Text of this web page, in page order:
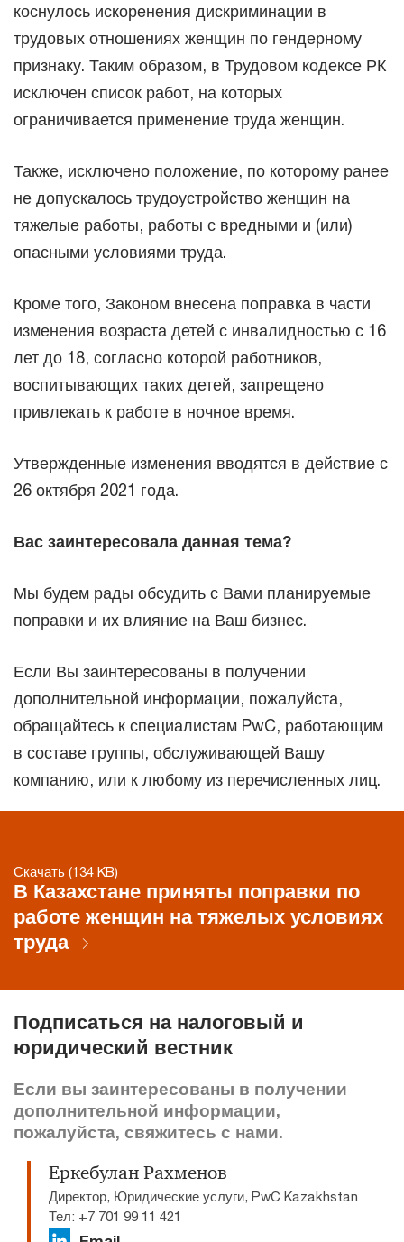
коснулось искоренения дискриминации в
трудовых отношениях женщин по гендерному
признаку. Таким образом, в Трудовом кодексе РК
исключен список работ, на которых
ограничивается применение труда женщин.
Также, исключено положение, по которому ранее
не допускалось трудоустройство женщин на
тяжелые работы, работы с вредными и (или)
опасными условиями труда.
Кроме того, Законом внесена поправка в части
изменения возраста детей с инвалидностью с 16
лет до 18, согласно которой работников,
воспитывающих таких детей, запрещено
привлекать к работе в ночное время.
Утвержденные изменения вводятся в действие с
26 октября 2021 года.
Вас заинтересовала данная тема?
Мы будем рады обсудить с Вами планируемые
поправки и их влияние на Ваш бизнес.
Если Вы заинтересованы в получении
дополнительной информации, пожалуйста,
обращайтесь к специалистам PwC, работающим
в составе группы, обслуживающей Вашу
компанию, или к любому из перечисленных лиц.
Скачать (134 KB)
В Казахстане приняты поправки по
работе женщин на тяжелых условиях
труда
Подписаться на налоговый и
юридический вестник
Если вы заинтересованы в получении
дополнительной информации,
пожалуйста, свяжитесь с нами.
Еркебулан Рахменов
Директор, Юридические услуги, PwC Kazakhstan
Тел: +7 701 99 11 421